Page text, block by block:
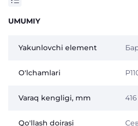
UMUMIY
Yakunlovchi element
O'lchamlari
Varaq kengligi, mm 416
Qo'llash doirasi